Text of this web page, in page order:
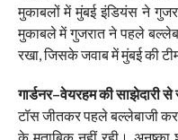
मुकाबलों में मुंबई इंडियंस ने
मुकाबले में गुजरात ने पहले
रखा, जिसके जवाब में मुंबई की
गार्डनर–वेयरहम की साझेदारी
टॉस जीतकर पहले बल्लेबाजी